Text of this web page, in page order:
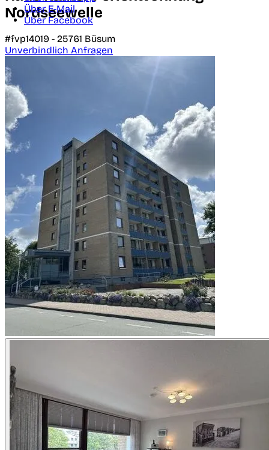
Über E-Mail
Über Facebook
Nordseewelle
#fvp14019 - 25761 Büsum
Unverbindlich Anfragen